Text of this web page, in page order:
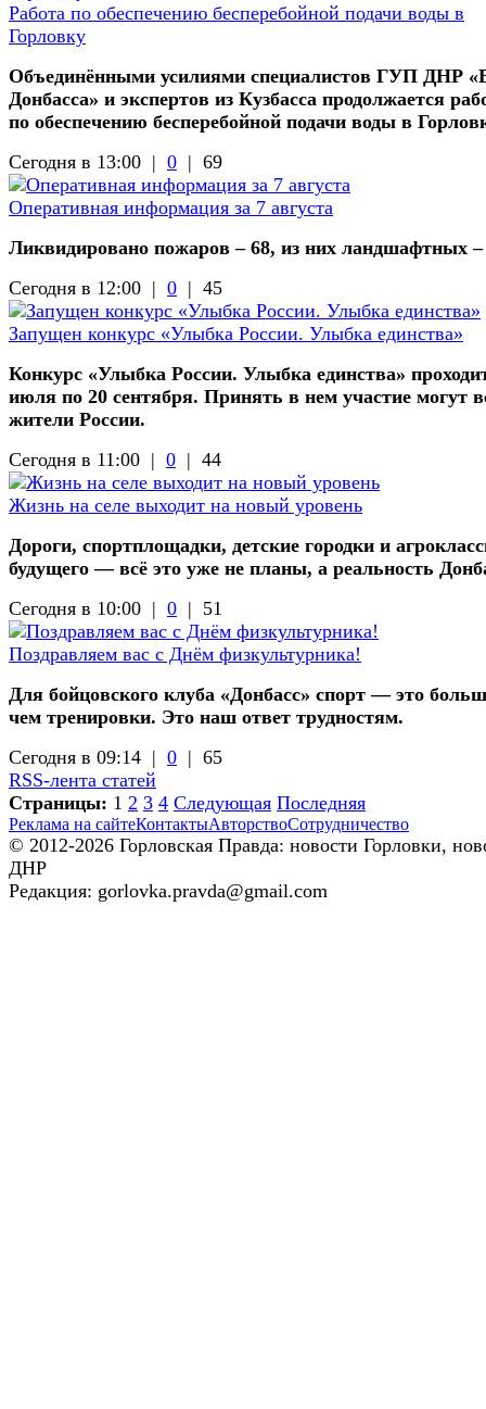
Работа по обеспечению бесперебойной подачи воды в
Горловку
Объединёнными усилиями специалистов ГУП ДНР
Донбасса» и экспертов из Кузбасса продолжается
по обеспечению бесперебойной подачи воды в
Сегодня в 13:00 | 0 | 69
Оперативная информация за 7 августа
Ликвидировано пожаров – 68, из них ландшафтных –
Сегодня в 12:00 | 0 | 45
Запущен конкурс «Улыбка России. Улыбка единства»
Конкурс «Улыбка России. Улыбка единства»
июля по 20 сентября. Принять в нем участие могут
жители России.
Сегодня в 11:00 | 0 | 44
Жизнь на селе выходит на новый уровень
Дороги, спортплощадки, детские городки и
будущего — всё это уже не планы, а реальность
Сегодня в 10:00 | 0 | 51
Поздравляем вас с Днём физкультурника!
Для бойцовского клуба «Донбасс» спорт — это
чем тренировки. Это наш ответ трудностям.
Сегодня в 09:14 | 0 | 65
RSS-лента статей
Страницы: 1 2 3 4 Следующая Последняя
Реклама на сайтеКонтактыАвторствоСотрудничество
© 2012-2026 Горловская Правда: новости Горловки,
ДНР
Редакция: gorlovka.pravda@gmail.com